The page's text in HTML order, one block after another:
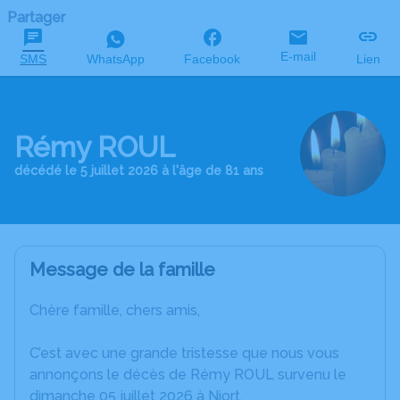
Partager
SMS WhatsApp Facebook E-mail Lien
Rémy ROUL
décédé le 5 juillet 2026 à l'âge de 81 ans
Message de la famille
Chère famille, chers amis,
C’est avec une grande tristesse que nous vous
annonçons le décès de Rémy ROUL survenu le
dimanche 05 juillet 2026 à Niort.